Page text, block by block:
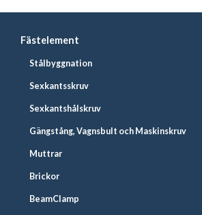
Fästelement
Stålbyggnation
Sexkantsskruv
Sexkantshålskruv
Gängstång, Vagnsbult och Maskinskruv
Muttrar
Brickor
BeamClamp